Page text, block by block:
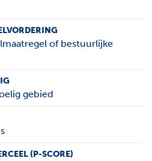
of bestuurlijke
gebied
(P-SCORE)